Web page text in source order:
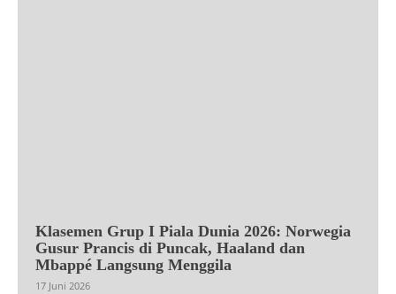
Klasemen Grup I Piala Dunia 2026: Norwegia
Gusur Prancis di Puncak, Haaland dan
Mbappé Langsung Menggila
17 Juni 2026